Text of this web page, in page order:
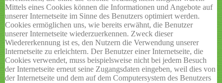
Mittels eines Cookies können die Informationen und Angebote auf
unserer Internetseite im Sinne des Benutzers optimiert werden.
Cookies ermöglichen uns, wie bereits erwähnt, die Benutzer
unserer Internetseite wiederzuerkennen. Zweck dieser
Wiedererkennung ist es, den Nutzern die Verwendung unserer
Internetseite zu erleichtern. Der Benutzer einer Internetseite, die
Cookies verwendet, muss beispielsweise nicht bei jedem Besuch
der Internetseite erneut seine Zugangsdaten eingeben, weil dies von
der Internetseite und dem auf dem Computersystem des Benutzers